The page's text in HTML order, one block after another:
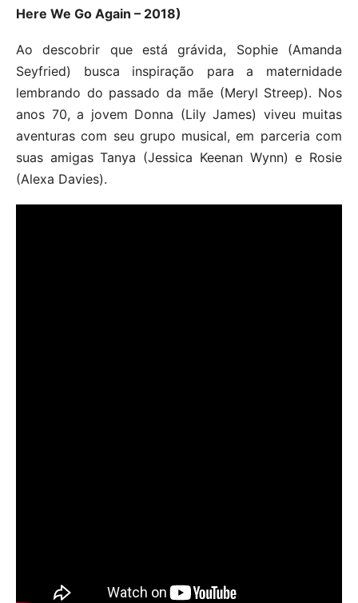
Here We Go Again – 2018)
Ao descobrir que está grávida, Sophie (Amanda
Seyfried) busca inspiração para a maternidade
lembrando do passado da mãe (Meryl Streep). Nos
anos 70, a jovem Donna (Lily James) viveu muitas
aventuras com seu grupo musical, em parceria com
suas amigas Tanya (Jessica Keenan Wynn) e Rosie
(Alexa Davies).